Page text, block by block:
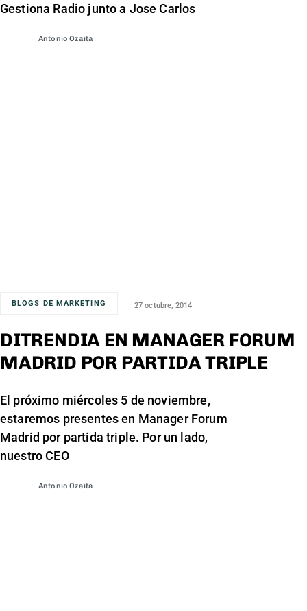
Gestiona Radio junto a Jose Carlos
Antonio Ozaita
BLOGS DE MARKETING 27 octubre, 2014
DITRENDIA EN MANAGER FORUM
MADRID POR PARTIDA TRIPLE
El próximo miércoles 5 de noviembre,
estaremos presentes en Manager Forum
Madrid por partida triple. Por un lado,
nuestro CEO
Antonio Ozaita